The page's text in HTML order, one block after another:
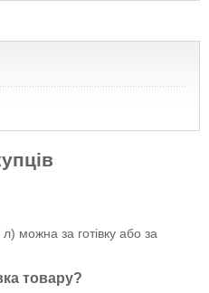
можна за готівку або за
товару?